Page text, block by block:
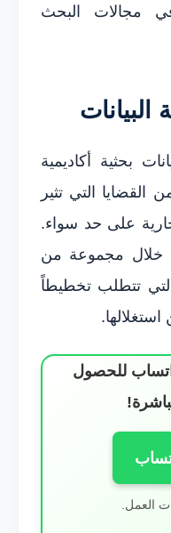
مجالات البحث
بحثية أكاديمية
القضايا التي تثير
على حد سواء.
خلال مجموعة من
التي تتطلب تخطيطاً
للحصول
العمل.